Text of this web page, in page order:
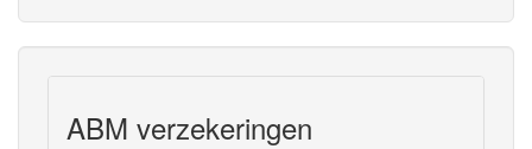
ABM verzekeringen